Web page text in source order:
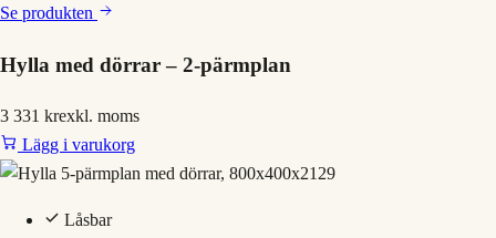
Se produkten
Hylla med dörrar – 2-pärmplan
3 331 krexkl. moms
Lägg i varukorg
Låsbar